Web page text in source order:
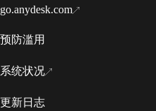
go.anydesk.com
预防滥用
系统状况
更新日志